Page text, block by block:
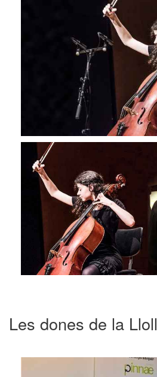
Les dones de la Lloll